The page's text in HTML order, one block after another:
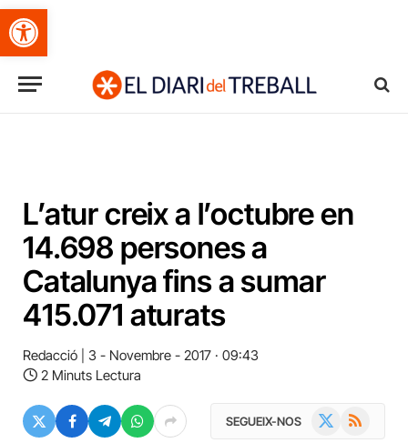
Obre la barra d'eines
L’atur creix a l’octubre en
14.698 persones a
Catalunya fins a sumar
415.071 aturats
Redacció
3 - Novembre - 2017 · 09:43
2 Minuts Lectura
SEGUEIX-NOS RSS